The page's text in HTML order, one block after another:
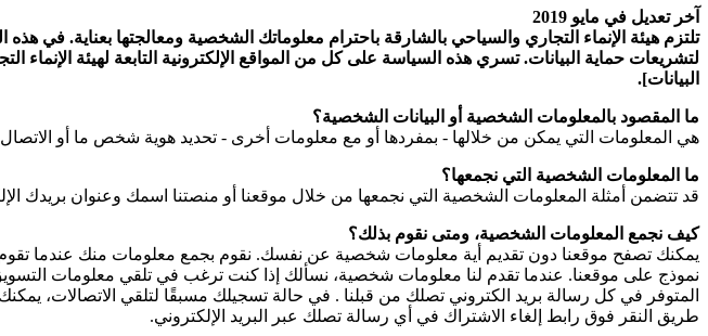
آخر تعديل في مايو 2019
تلتزم هيئة الإنماء التجاري والسياحي بالشارقة باحترام معلوماتك الشخصية ومعالجتها بعناية. في
لتشريعات حماية البيانات. تسري هذه السياسة على كل من المواقع الإلكترونية التابعة لهيئة
البيانات].
ما المقصود بالمعلومات الشخصية أو البيانات الشخصية؟
هي المعلومات التي يمكن من خلالها - بمفردها أو مع معلومات أخرى - تحديد هوية شخص ما أو
ما المعلومات الشخصية التي نجمعها؟
قد تتضمن أمثلة المعلومات الشخصية التي نجمعها من خلال موقعنا أو منصتنا اسمك وعنوان بريدك
كيف نجمع المعلومات الشخصية، ومتى نقوم بذلك؟
يمكنك تصفح موقعنا دون تقديم أية معلومات شخصية عن نفسك. نقوم بجمع معلومات منك عندما تقوم
نموذج على موقعنا. عندما تقدم لنا معلومات شخصية، نسألك إذا كنت ترغب في تلقي معلومات التسويق
طريق النقر فوق رابط إلغاء الاشتراك في أي رسالة تصلك عبر البريد الإلكتروني.